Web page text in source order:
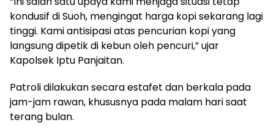
kondusif di Suoh, mengingat harga kopi sekarang lagi
tinggi. Kami antisipasi atas pencurian kopi yang
langsung dipetik di kebun oleh pencuri,” ujar
Kapolsek Iptu Panjaitan.
Patroli dilakukan secara estafet dan berkala pada
jam-jam rawan, khususnya pada malam hari saat
terang bulan.